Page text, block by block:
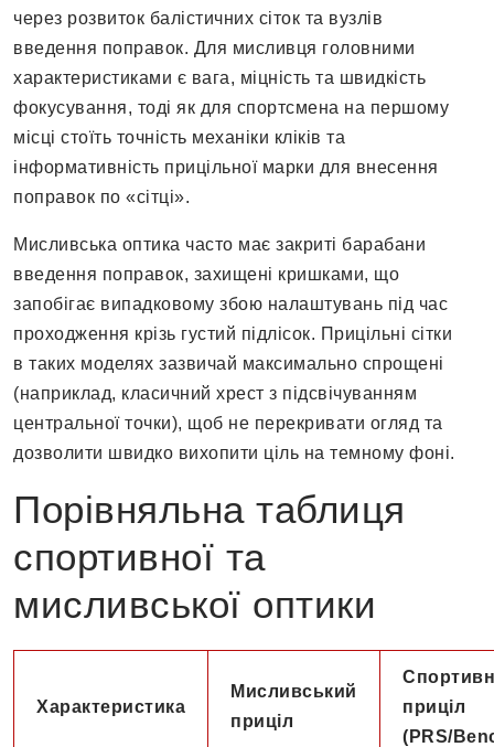
через розвиток балістичних сіток та вузлів
введення поправок. Для мисливця головними
характеристиками є вага, міцність та швидкість
фокусування, тоді як для спортсмена на першому
місці стоїть точність механіки кліків та
інформативність прицільної марки для внесення
поправок по «сітці».
Мисливська оптика часто має закриті барабани
введення поправок, захищені кришками, що
запобігає випадковому збою налаштувань під час
проходження крізь густий підлісок. Прицільні сітки
в таких моделях зазвичай максимально спрощені
(наприклад, класичний хрест з підсвічуванням
центральної точки), щоб не перекривати огляд та
дозволити швидко вихопити ціль на темному фоні.
Порівняльна таблиця
спортивної та
мисливської оптики
Характеристика
Мисливський
приціл
приціл
(PRS/